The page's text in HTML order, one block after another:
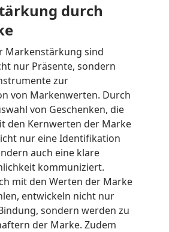
durch
Markenstärkung sind
nur Präsente, sondern
zur
von Markenwerten. Durch
von Geschenken, die
den Kernwerten der Marke
nur eine Identifikation
auch eine klare
kommuniziert.
mit den Werten der Marke
entwickeln nicht nur
sondern werden zu
der Marke. Zudem